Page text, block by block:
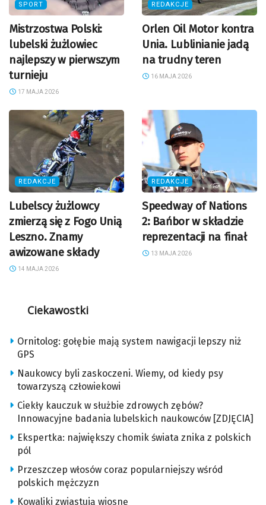
SPORT
Mistrzostwa Polski:
lubelski żużlowiec
najlepszy w pierwszym
turnieju
17 MAJA 2026
REDAKCJE
Orlen Oil Motor kontra
Unia. Lublinianie jadą
na trudny teren
16 MAJA 2026
REDAKCJE
Lubelscy żużlowcy
zmierzą się z Fogo Unią
Leszno. Znamy
awizowane składy
14 MAJA 2026
REDAKCJE
Speedway of Nations
2: Bańbor w składzie
reprezentacji na finał
13 MAJA 2026
Ciekawostki
Ornitolog: gołębie mają system nawigacji lepszy niż
GPS
Naukowcy byli zaskoczeni. Wiemy, od kiedy psy
towarzyszą człowiekowi
Ciekły kauczuk w służbie zdrowych zębów?
Innowacyjne badania lubelskich naukowców [ZDJĘCIA]
Ekspertka: największy chomik świata znika z polskich
pól
Przeszczep włosów coraz popularniejszy wśród
polskich mężczyzn
Kowaliki zwiastują wiosnę